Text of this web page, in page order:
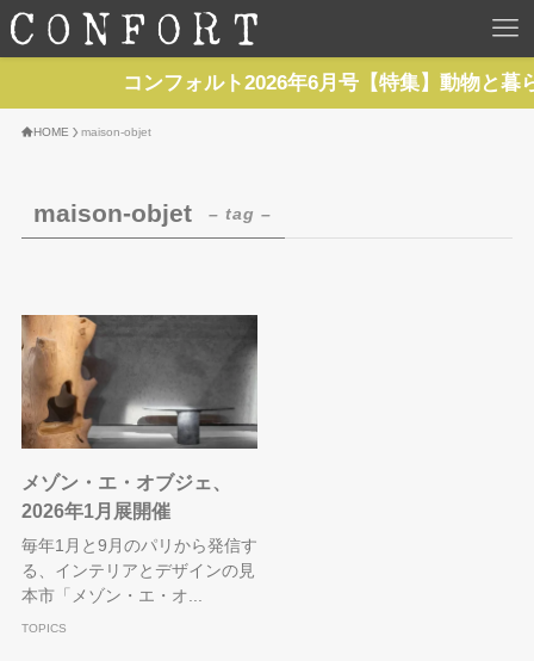
HOME
SERIES
コンフォルト2026年6月号【特集】動物と
HOME maison-objet
maison-objet – tag –
メゾン・エ・オブジェ、
2026年1月展開催
毎年1月と9月のパリから発信す
る、インテリアとデザインの見
本市「メゾン・エ・オ...
TOPICS